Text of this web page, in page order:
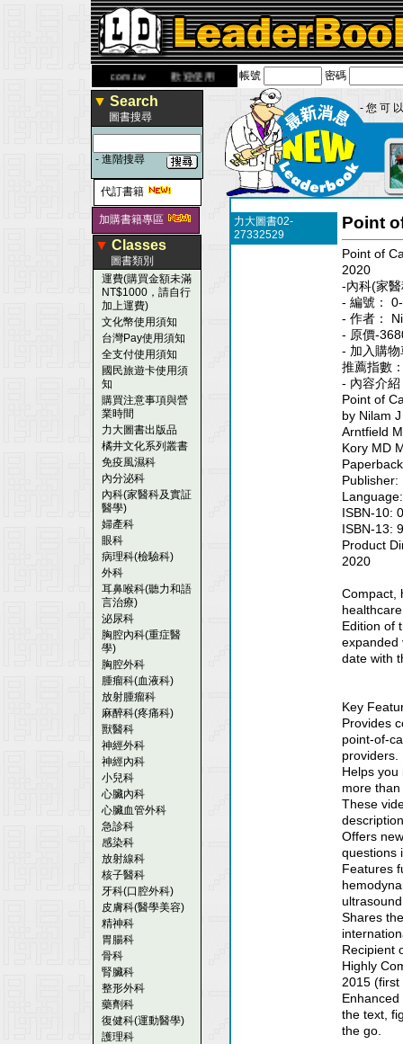
www.leaderbook.com.tw歡迎使用 國民旅遊卡！！
帳號 密碼
▼ Search
圖書搜尋
- 進階搜尋
代訂書籍
加購書籍專區
▼ Classes
圖書類別
運費(購買金額未滿
NT$1000，請自行
加上運費)
文化幣使用須知
台灣Pay使用須知
全支付使用須知
國民旅遊卡使用須
知
購買注意事項與營
業時間
力大圖書出版品
橘井文化系列叢書
免疫風濕科
內分泌科
內科(家醫科及實証
醫學)
婦產科
眼科
病理科(檢驗科)
外科
耳鼻喉科(聽力和語
言治療)
泌尿科
胸腔內科(重症醫
學)
胸腔外科
腫瘤科(血液科)
放射腫瘤科
麻醉科(疼痛科)
獸醫科
神經外科
神經內科
小兒科
心臟內科
心臟血管外科
急診科
感染科
放射線科
核子醫科
牙科(口腔外科)
皮膚科(醫學美容)
精神科
胃腸科
骨科
腎臟科
整形外科
藥劑科
復健科(運動醫學)
護理科
- 您 可 以
力大圖書02-
27332529
Point
Point of
2020
-內科(家
- 編號：
- 作者：
- 原價-
- 加入購
推薦指數
- 內容介紹
Point of
by Nilam
Arntfield
Kory MD
Publisher:
ISBN-10:
ISBN-13:
Product
2020
Compact,
Edition of
expanded
date with
Key
Provides
point-of-
providers.
Helps
more
These
Offers
questions
Features
Shares
Recipient
Highly
2015 (first
the text,
the go.